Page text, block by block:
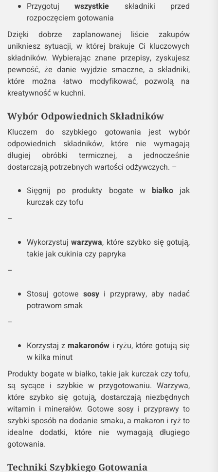
Przygotujwszystkie składniki przed
rozpoczęciem gotowania
Dzięki dobrze zaplanowanej liście zakupów
unikniesz sytuacji, w której brakuje Ci kluczowych
składników. Wybierając znane przepisy, zyskujesz
pewność, że danie wyjdzie smaczne, a składniki,
które można łatwo modyfikować, pozwolą na
kreatywność w kuchni.
Wybór Odpowiednich Składników
Kluczem do szybkiego gotowania jest wybór
odpowiednich składników, które nie wymagają
długiej obróbki termicznej, a jednocześnie
dostarczają potrzebnych wartości odżywczych. –
Sięgnij po produkty bogate w białko jak
kurczak czy tofu
–
Wykorzystujwarzywa, które szybko się gotują,
takie jak cukinia czy papryka
–
Stosuj gotowesosy i przyprawy, aby nadać
potrawom smak
–
Korzystaj zmakaronów i ryżu, które gotują się
w kilka minut
Produkty bogate w białko, takie jak kurczak czy tofu,
są sycące i szybkie w przygotowaniu. Warzywa,
które szybko się gotują, dostarczają niezbędnych
witamin i minerałów. Gotowe sosy i przyprawy to
szybki sposób na dodanie smaku, a makaron i ryż to
idealne dodatki, które nie wymagają długiego
gotowania.
Techniki Szybkiego Gotowania